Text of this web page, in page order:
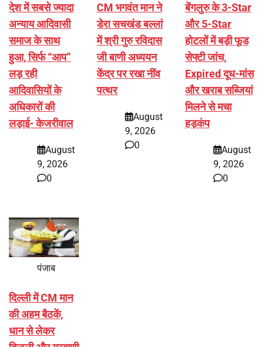
देश में सबसे ज्यादा
अन्याय आदिवासी
समाज के साथ
हुआ, सिर्फ ‘‘आप’’
लड़ रही
आदिवासियों के
अधिकारों की
लड़ाई- केजरीवाल
August
9, 2026
0
CM भगवंत मान ने
डेरा सचखंड बल्लां
में श्री गुरु रविदास
जी बाणी अध्ययन
केंद्र पर रखा नींव
पत्थर
August
9, 2026
0
बेंगलुरु के 3-Star
और 5-Star
होटलों में बड़ी फूड
सेफ्टी जांच,
Expired दूध-मांस
और खराब सब्जियां
मिलने से मचा
हड़कंप
August
9, 2026
0
पंजाब
दिल्ली में CM मान
की अहम बैठकें,
धान से लेकर